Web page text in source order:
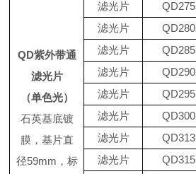
QD紫外带通
滤光片
（单色光）
石英基底镀
膜， 基片直
径59mm ，标
滤光片
QD275
滤光片
QD280
滤光片
QD285
滤光片
QD290
滤光片
QD295
滤光片
QD300
滤光片
QD313
滤光片
QD315